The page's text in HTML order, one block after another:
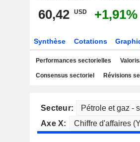
60,42 USD +1,91%
Synthèse Cotations
Performances sectorielles
Consensus sectoriel Révisions
Secteur:
Axe X: